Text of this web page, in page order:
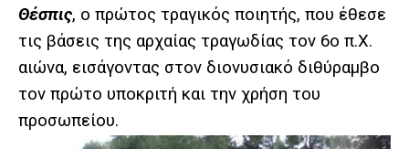
Θέσπις, ο πρώτος τραγικός ποιητής, που έθεσε
τις βάσεις της αρχαίας τραγωδίας τον 6ο π.Χ.
αιώνα, εισάγοντας στον διονυσιακό διθύραμβο
τον πρώτο υποκριτή και την χρήση του
προσωπείου.